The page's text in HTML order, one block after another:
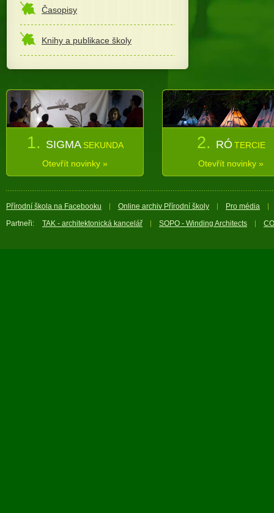
Časopisy
Knihy a publikace školy
1. SIGMA SEKUNDA
Otevřít novinky »
2. RÓ TERCIE
Otevřít novinky »
Přírodní škola na Facebooku Online archiv Přírodní školy
Pro média
Partneři:
TAK - architektonická kancelář SOPO - Winding Architects